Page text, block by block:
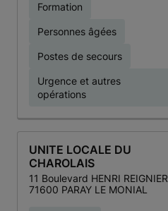
Formation
Personnes âgées
Postes de secours
Urgence et autres
opérations
UNITE LOCALE DU
CHAROLAIS
11 Boulevard HENRI REIGNIER
71600 PARAY LE MONIAL